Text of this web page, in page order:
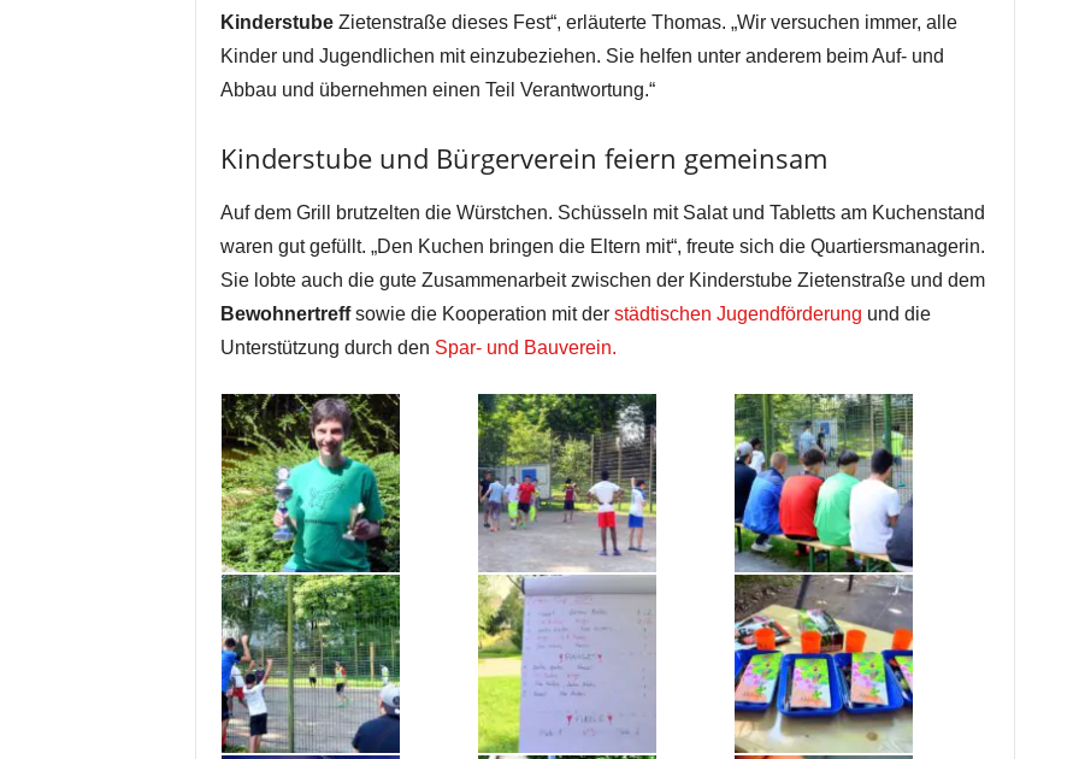
KinderstubeZietenstraße dieses Fest“, erläuterte Thomas. „Wir versuchen immer, alle
Kinder und Jugendlichen mit einzubeziehen. Sie helfen unter anderem beim Auf- und
Abbau und übernehmen einen Teil Verantwortung.“
Kinderstube und Bürgerverein feiern gemeinsam
Auf dem Grill brutzelten die Würstchen. Schüsseln mit Salat und Tabletts am Kuchenstand
waren gut gefüllt. „Den Kuchen bringen die Eltern mit“, freute sich die Quartiersmanagerin.
Sie lobte auch die gute Zusammenarbeit zwischen der Kinderstube Zietenstraße und dem
Bewohnertreffsowie die Kooperation mit der städtischen Jugendförderung und die
Unterstützung durch den Spar- und Bauverein.